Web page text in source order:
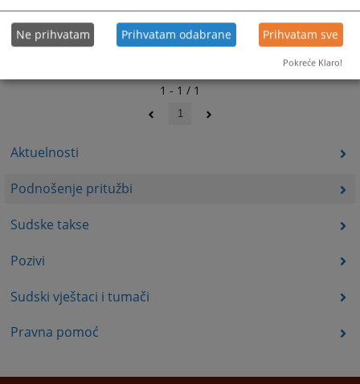
Aktuelnosti
Podnošenje pritužbi
Sudske takse
Pozivi
Sudski vještaci i tumači
Pravna pomoć
1 - 1 / 1
1
Ne prihvatam Prihvatam odabrane Prihvatam sve
Pokreće Klaro!